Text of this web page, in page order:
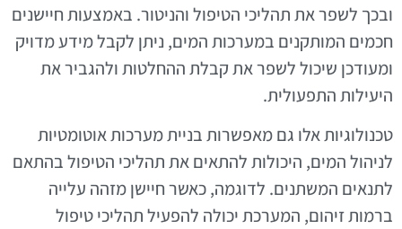
ובכך לשפר את תהליכי הטיפול והניטור. באמצעות חיישנים
חכמים המותקנים במערכות המים, ניתן לקבל מידע מדויק
ומעודכן שיכול לשפר את קבלת ההחלטות ולהגביר את
היעילות התפעולית.
טכנולוגיות אלו גם מאפשרות בניית מערכות אוטומטיות
לניהול המים, היכולות להתאים את תהליכי הטיפול בהתאם
לתנאים המשתנים. לדוגמה, כאשר חיישן מזהה עלייה
ברמות זיהום, המערכת יכולה להפעיל תהליכי טיפול